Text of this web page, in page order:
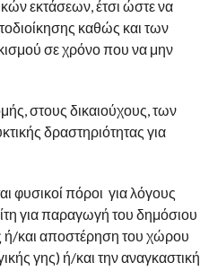
εκτάσεων, έτσι ώστε να
καθώς και των
σε χρόνο που να μην
στους δικαιούχους, των
δραστηριότητας για
φυσικοί πόροι για λόγους
για παραγωγή του δημόσιου
ή/και αποστέρηση του χώρου
γης) ή/και την αναγκαστική